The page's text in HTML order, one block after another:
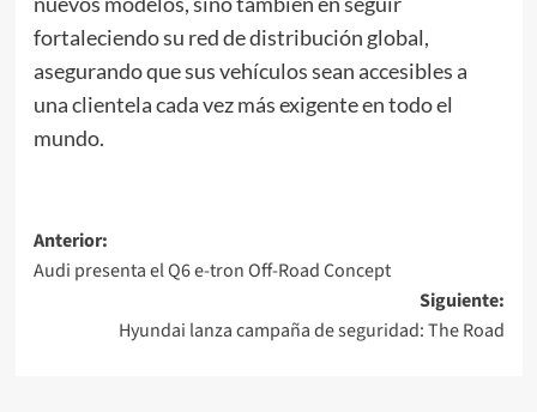
fortaleciendo su red de distribución global,
asegurando que sus vehículos sean accesibles a
una clientela cada vez más exigente en todo el
mundo.
Navegación
de
entradas
Anterior:
Audi presenta el Q6 e-tron Off-Road Concept
Siguiente:
Hyundai lanza campaña de seguridad: The Road